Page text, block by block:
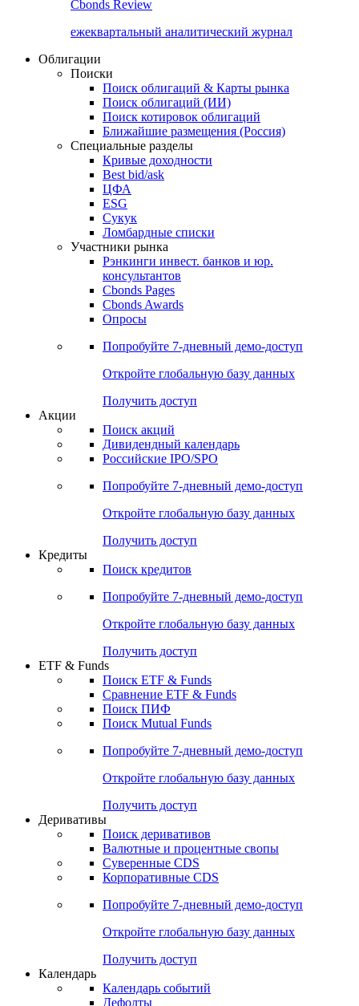
Cbonds Review
ежеквартальный аналитический журнал
Облигации
Поиски
Поиск облигаций & Карты рынка
Поиск облигаций (ИИ)
Поиск котировок облигаций
Ближайшие размещения (Россия)
Специальные разделы
Кривые доходности
Best bid/ask
ЦФА
ESG
Сукук
Ломбардные списки
Участники рынка
Рэнкинги инвест. банков и юр.
Cbonds Pages
Опросы
Попробуйте7-дневный
Откройте глобальную базу данных
Получить доступ
Поиск акций
Российские IPO/SPO
Попробуйте7-дневный
Откройте глобальную базу данных
Получить доступ
Поиск кредитов
Попробуйте7-дневный
Откройте глобальную базу данных
Получить доступ
ETF & Funds
Сравнение ETF & Funds
Поиск Mutual Funds
Попробуйте7-дневный
Откройте глобальную базу данных
Получить доступ
Деривативы
Валютные и процентные свопы
Корпоративные CDS
Попробуйте7-дневный
Откройте глобальную базу данных